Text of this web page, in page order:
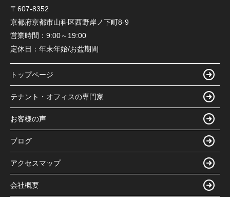
〒607-8352
京都府京都市山科区西野岸ノ下町8-9
営業時間： 9:00～19:00
定休日： 年末年始/お盆期間
トップページ
テナント・オフィスの専門家
お客様の声
ブログ
アクセスマップ
会社概要